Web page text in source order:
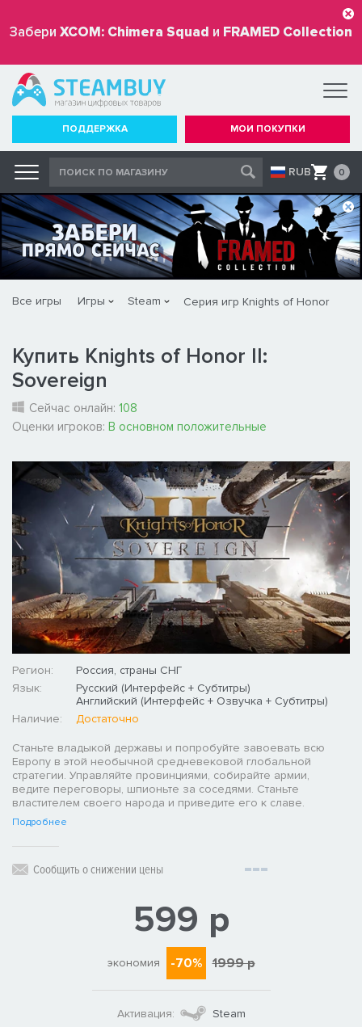
Забери XCOM: Chimera Squad и FRAMED Collection
бесплатно
ПОДДЕРЖКА МОИ ПОКУПКИ
RUB 0
Все игры Игры Steam Серия игр Knights of Honor
Купить Knights of Honor II:
Sovereign
Сейчас онлайн: 108
Оценки игроков: В основном положительные
Регион:
Россия, страны СНГ
Язык:
Русский (Интерфейс + Субтитры)
Английский (Интерфейс + Озвучка + Субтитры)
Наличие:
Достаточно
Станьте владыкой державы и попробуйте завоевать всю
Европу в этой необычной средневековой глобальной
стратегии. Управляйте провинциями, собирайте армии,
ведите переговоры, шпионьте за соседями. Станьте
властителем своего народа и приведите его к славе.
Подробнее
Сообщить о снижении цены
599 р
экономия -70% 1999 р
Активация:
Steam